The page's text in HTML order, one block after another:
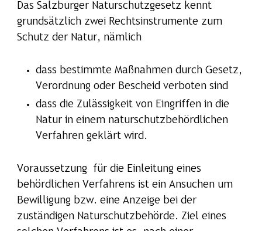
Das Salzburger Naturschutzgesetz kennt
grundsätzlich zwei Rechtsinstrumente zum
Schutz der Natur, nämlich
dass bestimmte Maßnahmen durch Gesetz,
Verordnung oder Bescheid verboten sind
dass die Zulässigkeit von Eingriffen in die
Natur in einem naturschutzbehördlichen
Verfahren geklärt wird.
Voraussetzung für die Einleitung eines
behördlichen Verfahrens ist ein Ansuchen um
Bewilligung bzw. eine Anzeige bei der
zuständigen Naturschutzbehörde. Ziel eines